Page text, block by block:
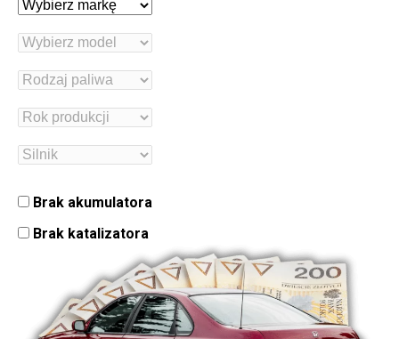
Brak akumulatora
Brak katalizatora